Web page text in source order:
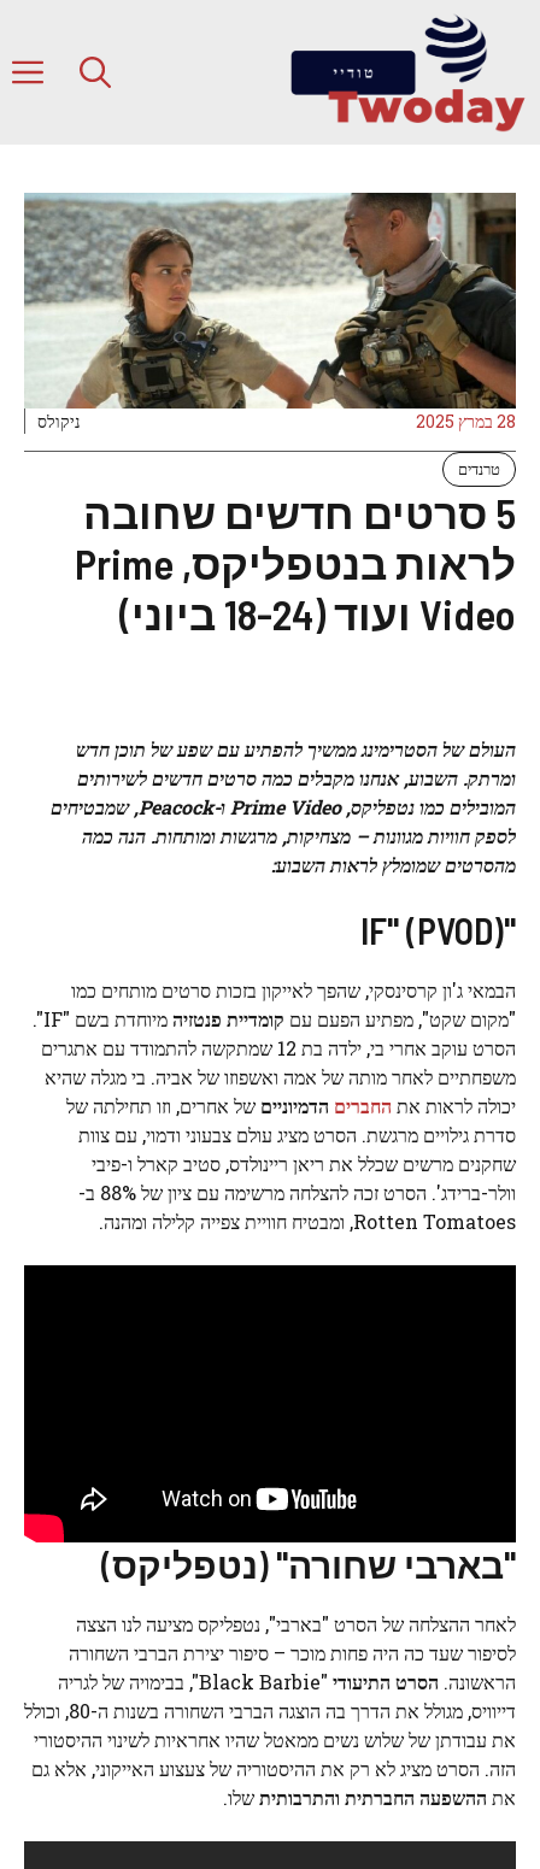
28 במרץ 2025 ניקולס
טרנדים
5 סרטים חדשים שחובה
לראות בנטפליקס, Prime
Video ועוד (18-24 ביוני)
העולם של הסטרימינג ממשיך להפתיע עם שפע של תוכן חדש
ומרתק. השבוע, אנחנו מקבלים כמה סרטים חדשים לשירותים
המובילים כמו נטפליקס, Prime Video ו-Peacock, שמבטיחים
לספק חוויות מגוונות – מצחיקות, מרגשות ומותחות. הנה כמה
מהסרטים שמומלץ לראות השבוע:
"IF" (PVOD)
הבמאי ג'ון קרסינסקי, שהפך לאייקון בזכות סרטים מותחים כמו
"מקום שקט", מפתיע הפעם עם קומדיית פנטזיה
מיוחדת בשם "IF".
הסרט עוקב אחרי בי, ילדה בת 12 שמתקשה להתמודד עם אתגרים
משפחתיים לאחר מותה של אמה ואשפוזו של אביה. בי מגלה שהיא
יכולה לראות את החברים הדמיוניים של אחרים, וזו תחילתה של
סדרת גילויים מרגשת. הסרט מציג עולם צבעוני ודמוי, עם צוות
שחקנים מרשים שכלל את ריאן ריינולדס, סטיב קארל ו-פיבי
וולר-ברידג'. הסרט זכה להצלחה מרשימה עם ציון של 88% ב-
Rotten Tomatoes, ומבטיח חוויית צפייה קלילה ומהנה.
"בארבי שחורה" (נטפליקס)
לאחר ההצלחה של הסרט "בארבי", נטפליקס מציעה לנו הצצה
לסיפור שעד כה היה פחות מוכר – סיפור יצירת הברבי השחורה
הראשונה. הסרט התיעודי
"Black Barbie", בבימויה של לגריה
דייוויס, מגולל את הדרך בה הוצגה הברבי השחורה בשנות ה-80, וכולל
את עבודתן של שלוש נשים ממאטל שהיו אחראיות לשינוי ההיסטורי
הזה. הסרט מציג לא רק את ההיסטוריה של צעצוע האייקוני, אלא גם
את ההשפעה החברתית והתרבותיתשלו.